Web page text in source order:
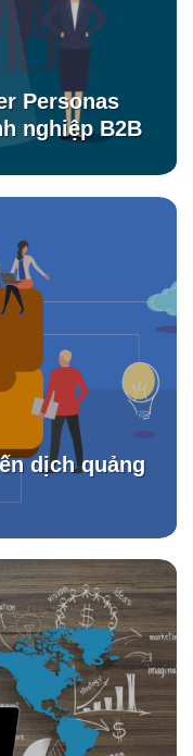
Personas
nghiệp B2B
dịch quảng